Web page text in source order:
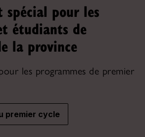
spécial pour les
étudiants de
la province
les programmes de premier
premier cycle